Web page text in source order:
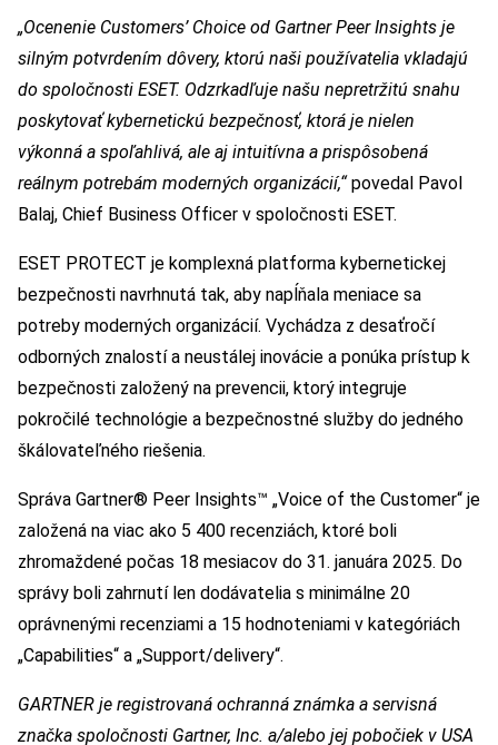
„Ocenenie Customers’ Choice od Gartner Peer Insights je
silným potvrdením dôvery, ktorú naši používatelia vkladajú
do spoločnosti ESET. Odzrkadľuje našu nepretržitú snahu
poskytovať kybernetickú bezpečnosť, ktorá je nielen
výkonná a spoľahlivá, ale aj intuitívna a prispôsobená
reálnym potrebám moderných organizácií,“ povedal Pavol
Balaj, Chief Business Officer v spoločnosti ESET.
ESET PROTECT je komplexná platforma kybernetickej
bezpečnosti navrhnutá tak, aby napĺňala meniace sa
potreby moderných organizácií. Vychádza z desaťročí
odborných znalostí a neustálej inovácie a ponúka prístup k
bezpečnosti založený na prevencii, ktorý integruje
pokročilé technológie a bezpečnostné služby do jedného
škálovateľného riešenia.
Správa Gartner® Peer Insights™ „Voice of the Customer“ je
založená na viac ako 5 400 recenziách, ktoré boli
zhromaždené počas 18 mesiacov do 31. januára 2025. Do
správy boli zahrnutí len dodávatelia s minimálne 20
oprávnenými recenziami a 15 hodnoteniami v kategóriách
„Capabilities“ a „Support/delivery“.
GARTNER je registrovaná ochranná známka a servisná
značka spoločnosti Gartner, Inc. a/alebo jej pobočiek v USA